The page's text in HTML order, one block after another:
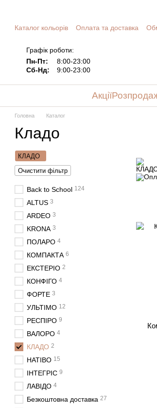
Каталог кольорів Оплата та доставка
Графік роботи:
Пн-Пт:
8:00-23:00
Сб-Нд:
9:00-23:00
Акції
Головна Каталог
Кладо
КЛАДО
Очистити фільтр
Back to School 124
ALTUS 3
ARDEO 3
KRONA 3
ПОЛАРО 4
КОМПАКТА 6
ЕКСТЕРІО 2
КОНФІГО 4
ФОРТЕ 3
УЛЬТІМО 12
РЕСПІРО 9
ВАЛОРО 4
КЛАДО 2
НАТІВО 15
ІНТЕГРІС 9
ЛАВІДО 4
Безкоштовна доставка 27